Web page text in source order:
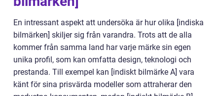
En intressant aspekt att undersöka är hur olika [indiska
bilmärken] skiljer sig från varandra. Trots att de alla
kommer från samma land har varje märke sin egen
unika profil, som kan omfatta design, teknologi och
prestanda. Till exempel kan [indiskt bilmärke A] vara
känt för sina prisvärda modeller som attraherar den